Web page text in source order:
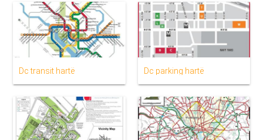
Dc transit hartë Dc parking hartë